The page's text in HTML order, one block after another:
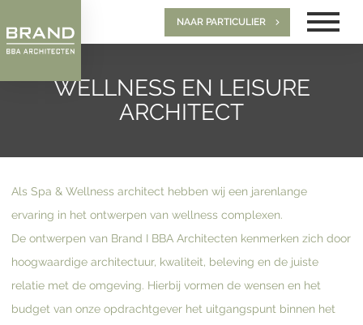
NAAR PARTICULIER
WELLNESS EN LEISURE
ARCHITECT
Als Spa & Wellness architect hebben wij een jarenlange
ervaring in het ontwerpen van wellness complexen.
De ontwerpen van Brand I BBA Architecten kenmerken zich door
hoogwaardige architectuur, kwaliteit, beleving en de juiste
relatie met de omgeving. Hierbij vormen de wensen en het
budget van onze opdrachtgever het uitgangspunt binnen het